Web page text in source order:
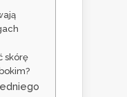
skórę